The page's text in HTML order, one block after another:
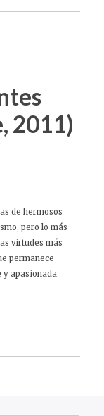
2011)
de hermosos
pero lo más
virtudes más
permanece
y apasionada